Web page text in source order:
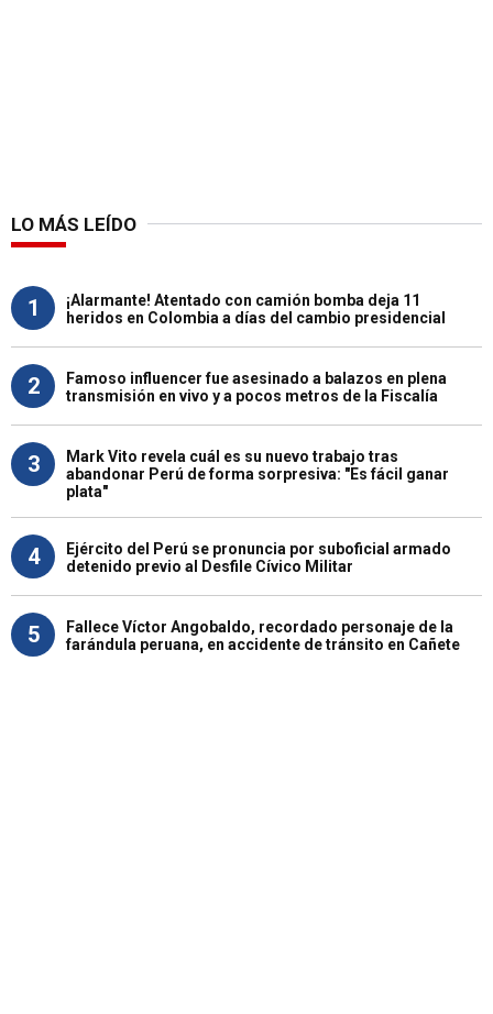
LO MÁS LEÍDO
1
¡Alarmante! Atentado con camión bomba deja 11
heridos en Colombia a días del cambio presidencial
2
Famoso influencer fue asesinado a balazos en plena
transmisión en vivo y a pocos metros de la Fiscalía
3
Mark Vito revela cuál es su nuevo trabajo tras
abandonar Perú de forma sorpresiva: "Es fácil ganar
plata"
4
Ejército del Perú se pronuncia por suboficial armado
detenido previo al Desfile Cívico Militar
5
Fallece Víctor Angobaldo, recordado personaje de la
farándula peruana, en accidente de tránsito en Cañete